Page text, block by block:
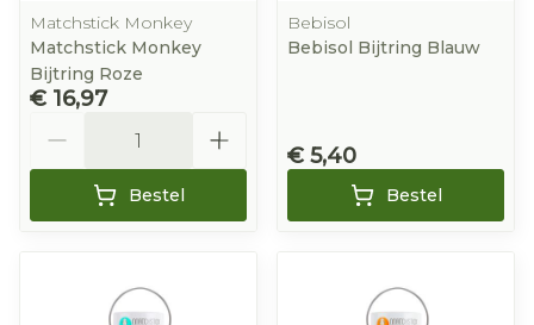
Matchstick Monkey
Matchstick Monkey
Bijtring Roze
€ 16,97
Bestel
Bebisol
Bebisol Bijtring Blauw
€ 5,40
Bestel